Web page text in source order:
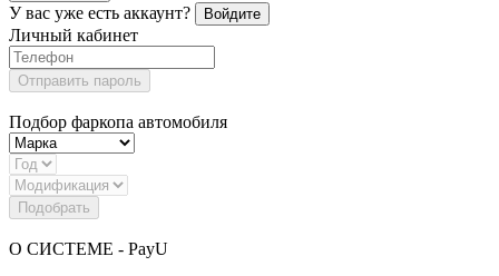
У вас уже есть аккаунт? Войдите
Личный кабинет
Отправить пароль
Подбор фаркопа автомобиля
Подобрать
О СИСТЕМЕ - PayU